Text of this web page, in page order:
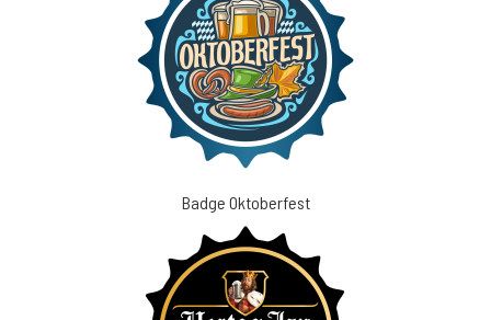
Badge Oktoberfest